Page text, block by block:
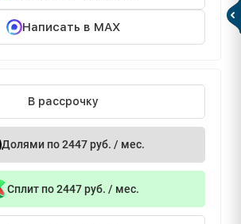
Написать в MAX
В рассрочку
Долями по 2447 руб. / мес.
Сплит по 2447 руб. / мес.